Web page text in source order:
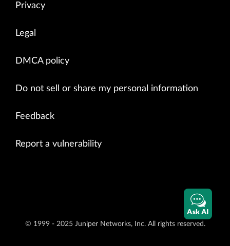
Privacy
Legal
DMCA policy
Do not sell or share my personal information
Feedback
Report a vulnerability
© 1999 - 2025 Juniper Networks, Inc. All rights reserved.
Ask AI